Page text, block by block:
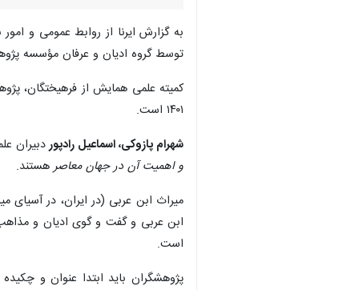
به گزارش ایرنا از روابط عمومی و
توسط گروه ادیان و عرفان مؤسسه
کمیته علمی همایش از فرهیختگان،
۱۴۰۱ است.
شهرام پازوکی، اسماعیل رادپوردبیران
و اهمیت آن در جهان معاصرهستند.
میراث ابن عربی (در ایران، در آسیای
ابن عربی و گفت و گوی ادیان و
است.
پژوهشگران باید ابتدا عنوان و